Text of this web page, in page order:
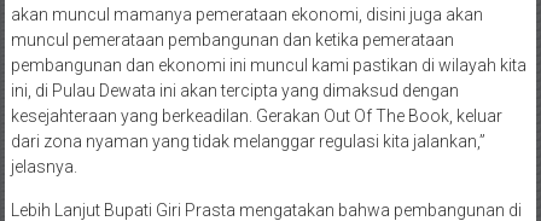
akan muncul mamanya pemerataan ekonomi, disini juga akan
muncul pemerataan pembangunan dan ketika pemerataan
pembangunan dan ekonomi ini muncul kami pastikan di wilayah kita
ini, di Pulau Dewata ini akan tercipta yang dimaksud dengan
kesejahteraan yang berkeadilan. Gerakan Out Of The Book, keluar
dari zona nyaman yang tidak melanggar regulasi kita jalankan,”
jelasnya.
Lebih Lanjut Bupati Giri Prasta mengatakan bahwa pembangunan di